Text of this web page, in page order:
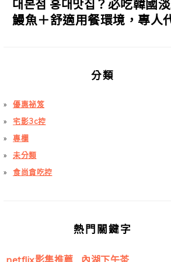
대본점 홍대맛집？必吃韓國
鰻魚＋舒適用餐環境，專人
分類
優惠祕笈
宅影3c控
專欄
未分類
食尚貪吃控
熱門關鍵字
netflix影集推薦 內湖下午茶